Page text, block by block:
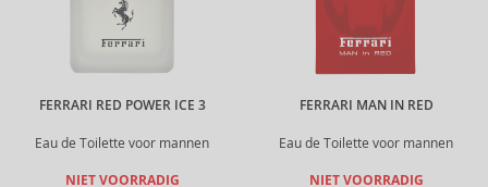
FERRARI RED POWER ICE 3
Eau de Toilette voor mannen
NIET VOORRADIG
FERRARI MAN IN RED
Eau de Toilette voor mannen
NIET VOORRADIG